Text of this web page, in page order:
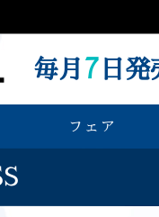
毎月 7 日発
フェア